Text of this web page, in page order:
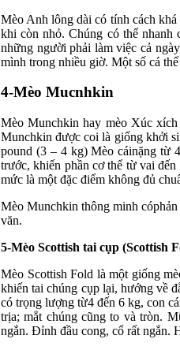
Mèo Anh lông dài có tính cách
khi còn nhỏ. Chúng có thể
những người phải làm việc cả
mình trong nhiều giờ. Một số cá
4-Mèo Mucnhkin
Mèo Munchkin hay mèo Xúc
Munchkin được coi là giống khởi
pound (3 – 4 kg) Mèo cáinặng từ
trước, khiến phần cơ thể từ vai
mức là một đặc điểm không đủ
Mèo Munchkin thông minh
văn.
5-Mèo Scottish tai cụp (Scottish
Mèo Scottish Fold là một giống
khiến tai chúng cụp lại, hướng về
có trọng lượng từ4 đến 6 kg, con
trịa; mắt chúng cũng to và tròn.
ngắn. Đỉnh đầu cong, cổ rất ngắn.